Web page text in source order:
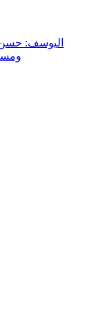
اليوسف: حسن